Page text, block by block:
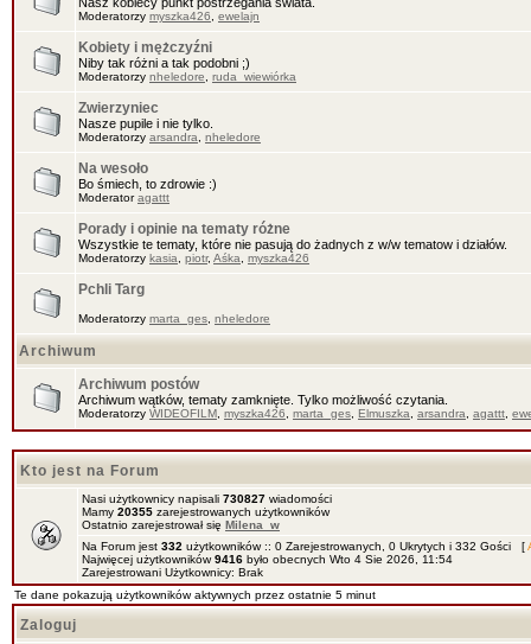
Moderatorzy myszka426 ewelajn
Kobiety i mężczyźni
Niby tak różni a tak podobni ;)
Moderatorzy nheledore ruda_wiewiórka
Zwierzyniec
Nasze pupile i nie tylko.
Moderatorzy arsandra nheledore
Na wesoło
Bo śmiech, to zdrowie :)
Moderatoragattt
Porady i opinie na tematy różne
Wszystkie te tematy, które nie pasują do żadnych z w/w tematow i działów.
Moderatorzy kasia piotr, Aśka myszka426
Pchli Targ
Moderatorzy marta_ges nheledore
Archiwum
Archiwum postów
Archiwum wątków, tematy zamknięte. Tylko możliwość czytania.
Moderatorzy WIDEOFILM myszka426 marta_ges Elmuszka arsandra agattt
Kto jest na Forum
Nasi użytkownicy napisali 730827 wiadomości
Mamy 20355 zarejestrowanych użytkowników
Ostatnio zarejestrował się Milena_w
Na Forum jest 332 użytkowników :: 0 Zarejestrowanych, 0 Ukrytych i 332 Gości [
Najwięcej użytkowników9416 było obecnych Wto 4 Sie 2026, 11:54
Zarejestrowani Użytkownicy: Brak
Te dane pokazują użytkowników aktywnych przez ostatnie 5 minut
Zaloguj